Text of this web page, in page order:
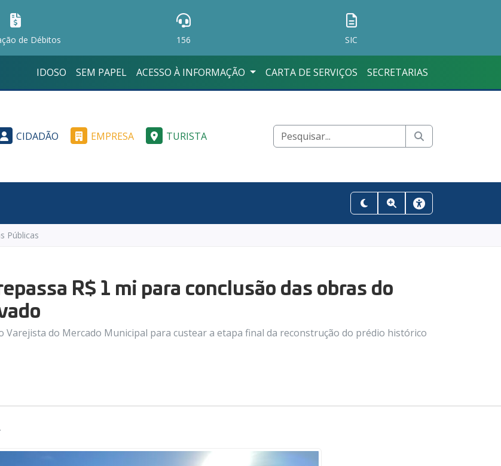
de Débitos 156 SIC
IDOSO SEM PAPEL ACESSO À INFORMAÇÃO CARTA DE SERVIÇOS SECRETARIAS
CIDADÃO EMPRESA TURISTA
Públicas
R$ 1 mi para conclusão das obras do
Varejista do Mercado Municipal para custear a etapa final da reconstrução do prédio histórico